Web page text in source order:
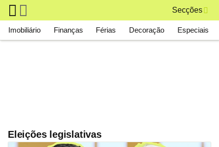
Skip to main content
Secções
Main navigation
Imobiliário Finanças Férias Decoração Especiais
Eleições legislativas